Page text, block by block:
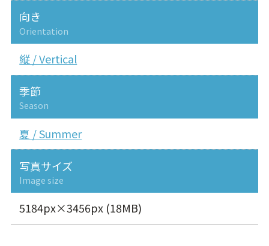
向き
Orientation
縦 / Vertical
季節
Season
夏 / Summer
写真サイズ
Image size
5184px×3456px (18MB)